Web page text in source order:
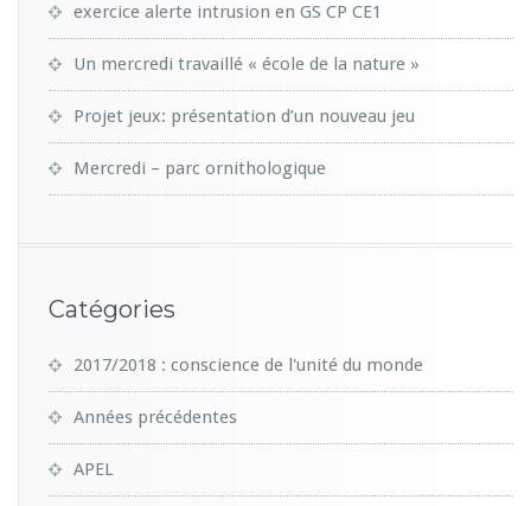
exercice alerte intrusion en GS CP CE1
Un mercredi travaillé « école de la nature »
Projet jeux: présentation d’un nouveau jeu
Mercredi – parc ornithologique
Catégories
2017/2018 : conscience de l'unité du monde
Années précédentes
APEL